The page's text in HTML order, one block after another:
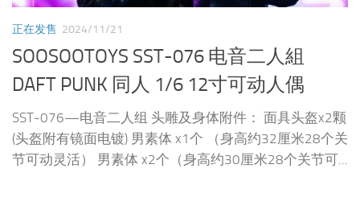
正在发售 2024/11/21
SOOSOOTOYS SST-076 电音二人組
DAFT PUNK 同人 1/6 12寸可动人偶
SST-076—电音二人组 头雕及身体附件： 面具头盔x2颗
(头盔附有镜面电镀) 男素体 x1个 （身高约32厘米28个关
节可动灵活） 男素体 x2个（身高约30厘米28个关节可...